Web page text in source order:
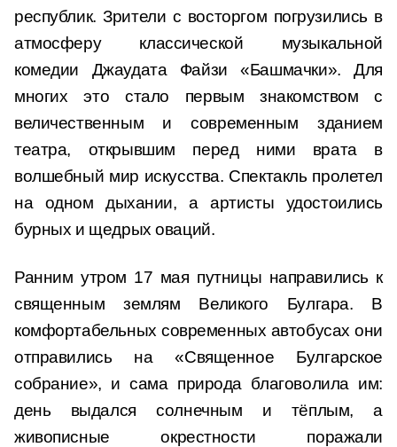
республик. Зрители с восторгом погрузились в
атмосферу классической музыкальной
комедии Джаудата Файзи «Башмачки». Для
многих это стало первым знакомством с
величественным и современным зданием
театра, открывшим перед ними врата в
волшебный мир искусства. Спектакль пролетел
на одном дыхании, а артисты удостоились
бурных и щедрых оваций.
Ранним утром 17 мая путницы направились к
священным землям Великого Булгара. В
комфортабельных современных автобусах они
отправились на «Священное Булгарское
собрание», и сама природа благоволила им:
день выдался солнечным и тёплым, а
живописные окрестности поражали